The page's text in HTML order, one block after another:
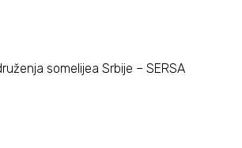
somelijea Srbije – SERSA